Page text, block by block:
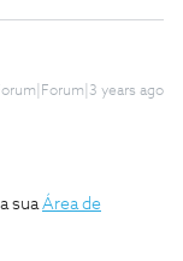
years ago
sua Área de